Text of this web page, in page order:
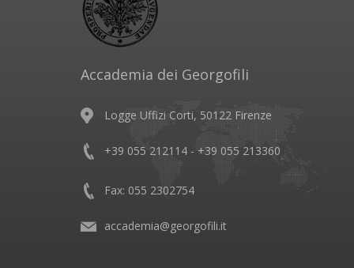
Accademia dei Georgofili
Logge Uffizi Corti, 50122 Firenze
+39 055 212114 - +39 055 213360
Fax: 055 2302754
accademia@georgofili.it